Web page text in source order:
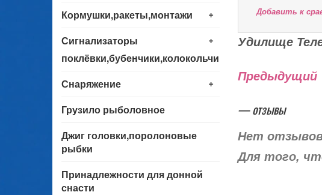
+
Кормушки,ракеты,монтажи
+
Сигнализаторы
поклёвки,бубенчики,колокольчики
+
Снаряжение
Грузило рыболовное
Джиг головки,поролоновые
рыбки
Принадлежности для донной
снасти
Добавить к
Удилище
Предыдущий
— отзывы
Нет
Для того,